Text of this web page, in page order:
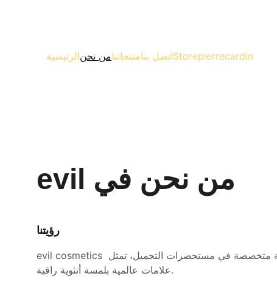
الرئيسيةمن نحنمنتجاتنااتصل بناStorepierrecardin
من نحن في evil
evil cosmetics شركة فلسطينية متخصصة في مستحضرات التجميل، تمثل
علامات عالمية بلمسة أنثوية راقية.
رؤيتنا